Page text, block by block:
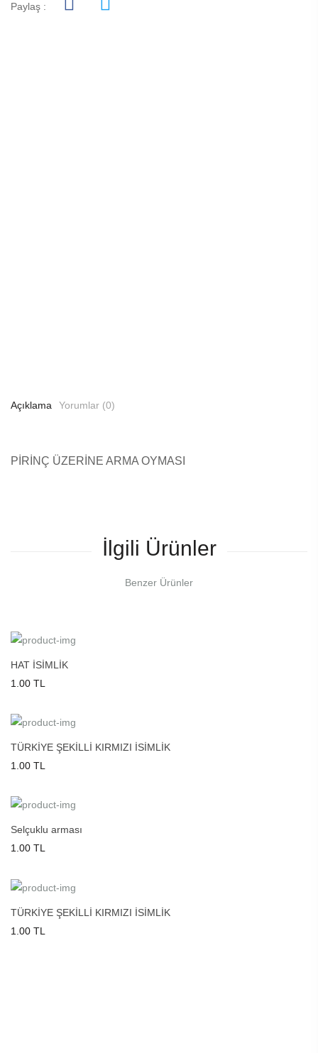
Paylaş :
Açıklama Yorumlar (0)
PİRİNÇ ÜZERİNE ARMA OYMASI
İlgili Ürünler
Benzer Ürünler
HAT İSİMLİK
1.00 TL
TÜRKİYE ŞEKİLLİ KIRMIZI İSİMLİK
1.00 TL
Selçuklu arması
1.00 TL
TÜRKİYE ŞEKİLLİ KIRMIZI İSİMLİK
1.00 TL